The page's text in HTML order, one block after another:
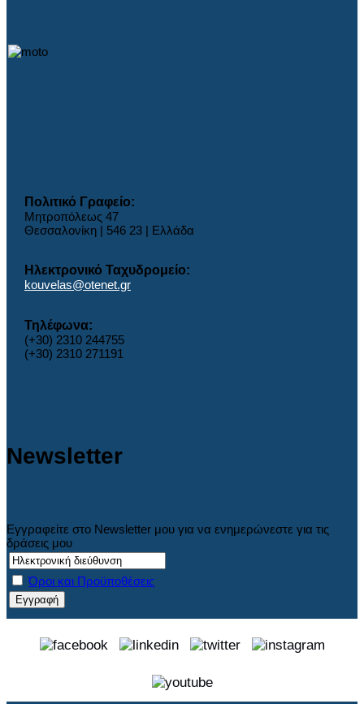
Πολιτικό Γραφείο:
Μητροπόλεως 47
Θεσσαλονίκη | 546 23 | Ελλάδα
Ηλεκτρονικό Ταχυδρομείο:
kouvelas@otenet.gr
Τηλέφωνα:
(+30) 2310 244755
(+30) 2310 271191
Newsletter
Εγγραφείτε στο Newsletter μου για να ενημερώνεστε για τις
δράσεις μου
Όροι και Προϋποθέσεις